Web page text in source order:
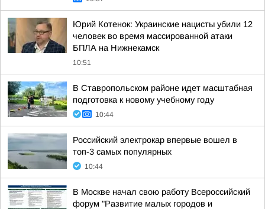
Юрий Котенок: Украинские нацисты убили 12
человек во время массированной атаки
БПЛА на Нижнекамск
10:51
В Ставропольском районе идет масштабная
подготовка к новому учебному году
10:44
Российский электрокар впервые вошел в
топ-3 самых популярных
10:44
В Москве начал свою работу Всероссийский
форум "Развитие малых городов и